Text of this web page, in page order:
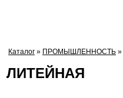
Каталог » ПРОМЫШЛЕННОСТЬ »
ЛИТЕЙНАЯ